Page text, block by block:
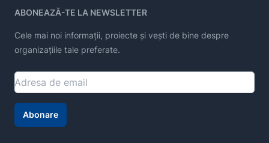
ABONEAZĂ-TE LA NEWSLETTER
Cele mai noi informații, proiecte și vești de bine despre
organizațiile tale preferate.
Abonare